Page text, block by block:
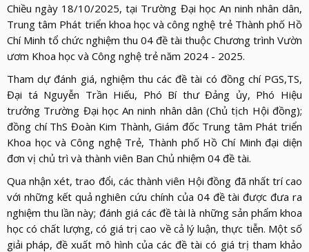
TỚI
BẦU
CỬ
QH
VÀ
HĐND
TẠP
CHÍ
NINH
NHÂN
DÂN
TIN
TỨC
ĐÀO
TẠO
NGHIÊN
CỨU
KHOA
XÂY
DỰNG
LỰC
LƯỢNG
THƯ
VIỆN
ẢNH
THƯ
VIỆN
VIDEO
LIÊN
HỆ
Chiều ngày 18/10/2025, tại Trường Đại học An ninh nhân dân,
Trung tâm Phát triển khoa học và công nghệ trẻ Thành phố Hồ
Chí Minh tổ chức nghiệm thu 04 đề tài thuộc Chương trình Vườn
ươm Khoa học và Công nghệ trẻ năm 2024 - 2025.
Tham dự đánh giá, nghiệm thu các đề tài có đồng chí PGS,TS,
Đại tá Nguyễn Trần Hiếu, Phó Bí thư Đảng ủy, Phó Hiệu
trưởng Trường Đại học An ninh nhân dân (Chủ tịch Hội đồng);
đồng chí ThS Đoàn Kim Thành, Giám đốc Trung tâm Phát triển
Khoa học và Công nghệ Trẻ, Thành phố Hồ Chí Minh đại diện
đơn vị chủ trì và thành viên Ban Chủ nhiệm 04 đề tài.
Qua nhận xét, trao đổi, các thành viên Hội đồng đã nhất trí cao
với những kết quả nghiên cứu chính của 04 đề tài được đưa ra
nghiệm thu lần này; đánh giá các đề tài là những sản phẩm khoa
học có chất lượng, có giá trị cao về cả lý luận, thực tiễn. Một số
giải pháp, đề xuất mô hình của các đề tài có giá trị tham khảo